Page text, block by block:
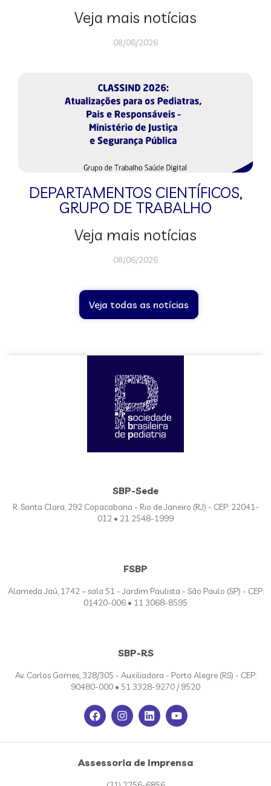
Veja mais notícias
08/06/2026
DEPARTAMENTOS CIENTÍFICOS,
GRUPO DE TRABALHO
Veja mais notícias
08/06/2026
Veja todas as notícias
SBP-Sede
R. Santa Clara, 292 Copacabana - Rio de Janeiro (RJ) - CEP: 22041-
012 • 21 2548-1999
FSBP
Alameda Jaú, 1742 – sala 51 - Jardim Paulista - São Paulo (SP) - CEP:
01420-006 • 11 3068-8595
SBP-RS
Av. Carlos Gomes, 328/305 - Auxiliadora - Porto Alegre (RS) - CEP:
90480-000 • 51 3328-9270 / 9520
Assessoria de Imprensa